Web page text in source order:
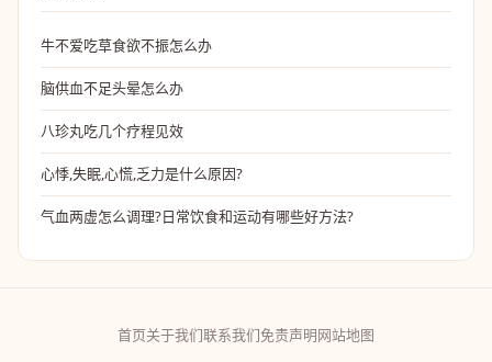
牛不爱吃草食欲不振怎么办
脑供血不足头晕怎么办
八珍丸吃几个疗程见效
心悸,失眠,心慌,乏力是什么原因?
气血两虚怎么调理?日常饮食和运动有哪些好方法?
首页关于我们联系我们免责声明网站地图